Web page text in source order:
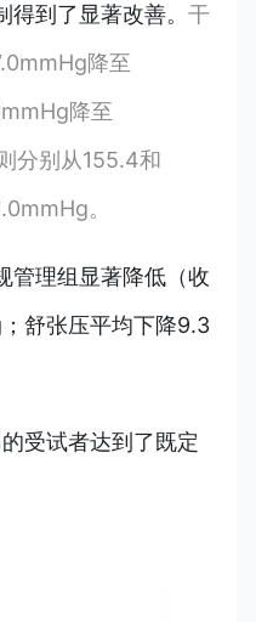
到了显著改善。 干
降至
降至
分别从155.4和
。
管理组显著降低（收
舒张压平均下降9.3
受试者达到了既定